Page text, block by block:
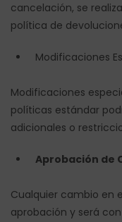
cancelación, se
política de
Modificaciones
Modificaciones
políticas estándar
adicionales o
Aprobación de
Cualquier cambio en
aprobación y será